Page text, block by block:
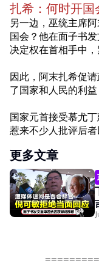
扎希：何时开国
另一边，巫统主席
国会？他在面子书
决定权在首相手中，
因此，阿末扎希促
了国家和人民的利
国家元首接受慕尤
惹来不少人批评后者
更多文章